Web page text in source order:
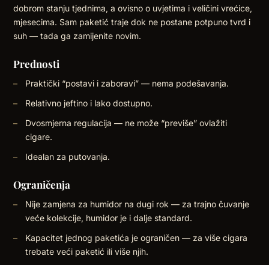
dobrom stanju tjednima, a ovisno o uvjetima i veličini vrećice,
mjesecima. Sam paketić traje dok ne postane potpuno tvrd i
suh — tada ga zamijenite novim.
Prednosti
Praktički “postavi i zaboravi” — nema podešavanja.
Relativno jeftino i lako dostupno.
Dvosmjerna regulacija — ne može “previše” ovlažiti
cigare.
Idealan za putovanja.
Ograničenja
Nije zamjena za humidor na dugi rok — za trajno čuvanje
veće kolekcije, humidor je i dalje standard.
Kapacitet jednog paketića je ograničen — za više cigara
trebate veći paketić ili više njih.